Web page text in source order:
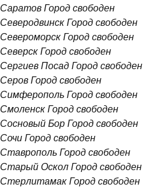
Саратов Город свободен
Северодвинск Город свободен
Североморск Город свободен
Северск Город свободен
Сергиев Посад Город свободен
Серов Город свободен
Симферополь Город свободен
Смоленск Город свободен
Сосновый Бор Город свободен
Сочи Город свободен
Ставрополь Город свободен
Старый Оскол Город свободен
Стерлитамак Город свободен